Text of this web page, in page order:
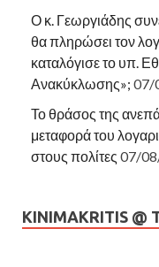
Ο κ. Γεωργιάδης
θα πληρώσει τον
καταλόγισε το υπ.
Ανακύκλωσης»; 07/
Το θράσος της
μεταφορά του
στους πολίτες 07/
KINIMAKRITIS @